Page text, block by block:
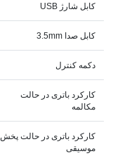
کابل شارژ USB
کابل صدا 3.5mm
دکمه کنترل
کارکرد باتری در حالت
مکالمه
کارکرد باتری در حالت پخش
موسیقی